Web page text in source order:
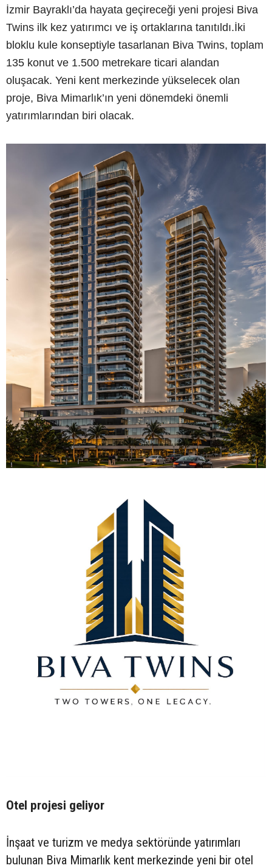
İzmir Bayraklı’da hayata geçireceği yeni projesi Biva
Twins ilk kez yatırımcı ve iş ortaklarına tanıtıldı.İki
bloklu kule konseptiyle tasarlanan Biva Twins, toplam
135 konut ve 1.500 metrekare ticari alandan
oluşacak. Yeni kent merkezinde yükselecek olan
proje, Biva Mimarlık’ın yeni dönemdeki önemli
yatırımlarından biri olacak.
Otel projesi geliyor
İnşaat ve turizm ve medya sektöründe yatırımları
bulunan Biva Mimarlık kent merkezinde yeni bir otel